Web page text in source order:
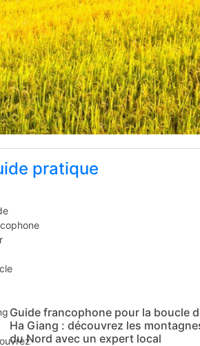
pratique
Guide francophone pour la boucle
Ha Giang : découvrez les
du Nord avec un expert local